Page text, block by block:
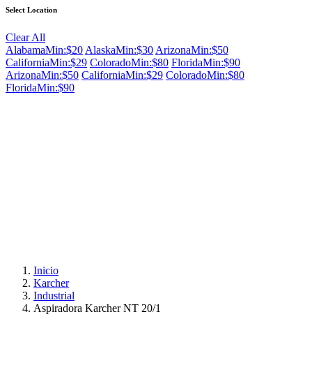
Select Location
Clear All
AlabamaMin:$20 AlaskaMin:$30 ArizonaMin:$50
CaliforniaMin:$29 ColoradoMin:$80 FloridaMin:$90
ArizonaMin:$50 CaliforniaMin:$29 ColoradoMin:$80
FloridaMin:$90
Inicio
Karcher
Industrial
Aspiradora Karcher NT 20/1